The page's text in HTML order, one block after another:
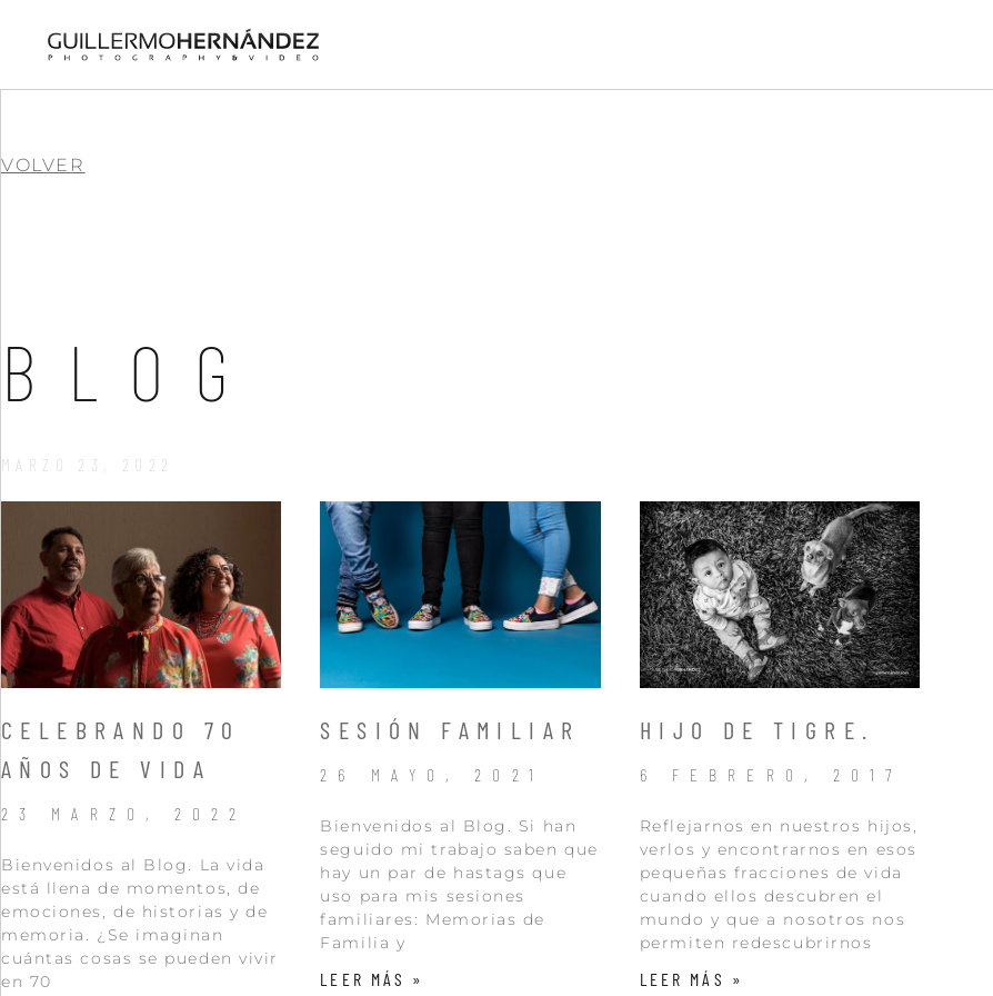
VOLVER
BLOG
MARZO 23, 2022
CELEBRANDO 70
AÑOS DE VIDA
23 MARZO, 2022
Bienvenidos al Blog. La vida
está llena de momentos, de
emociones, de historias y de
memoria. ¿Se imaginan
cuántas cosas se pueden vivir
en 70
SESIÓN FAMILIAR
26 MAYO, 2021
Bienvenidos al Blog. Si han
seguido mi trabajo saben que
hay un par de hastags que
uso para mis sesiones
familiares: Memorias de
Familia y
LEER MÁS »
HIJO DE TIGRE.
6 FEBRERO, 2017
Reflejarnos en nuestros hijos,
verlos y encontrarnos en esos
pequeñas fracciones de vida
cuando ellos descubren el
mundo y que a nosotros nos
permiten redescubrirnos
LEER MÁS »